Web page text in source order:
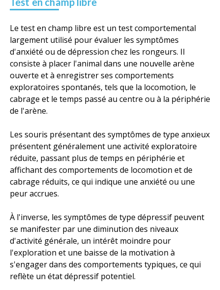
Le test en champ libre est un test comportemental
largement utilisé pour évaluer les symptômes
d'anxiété ou de dépression chez les rongeurs. Il
consiste à placer l'animal dans une nouvelle arène
ouverte et à enregistrer ses comportements
exploratoires spontanés, tels que la locomotion, le
cabrage et le temps passé au centre ou à la périphérie
de l'arène.
Les souris présentant des symptômes de type anxieux
présentent généralement une activité exploratoire
réduite, passant plus de temps en périphérie et
affichant des comportements de locomotion et de
cabrage réduits, ce qui indique une anxiété ou une
peur accrues.
À l'inverse, les symptômes de type dépressif peuvent
se manifester par une diminution des niveaux
d'activité générale, un intérêt moindre pour
l'exploration et une baisse de la motivation à
s'engager dans des comportements typiques, ce qui
reflète un état dépressif potentiel.